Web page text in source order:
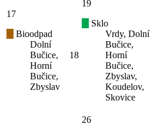
17
Bioodpad
Dolní
Bučice,
Horní
Bučice,
Zbyslav
18
19
Sklo
Vrdy, Dolní
Bučice,
Horní
Bučice,
Zbyslav,
Koudelov,
Skovice
26